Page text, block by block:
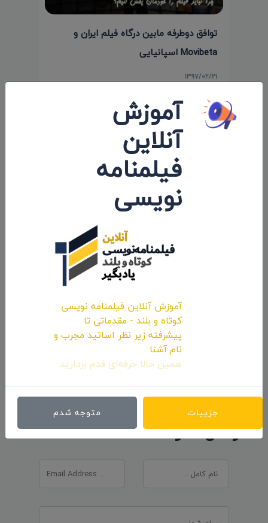
توافق دوطرفه مابین درگاه فیلم ایران و
Movibeta اسپانیایی
۱۳۹۷/۰۲/۲۱
درگاه فیلم ایران افتتاح شد
اولین کامنت و یا نظر را شما ثبت کنید.
ارسال نظرات
آموزش
آنلاین
فیلمنامه
نویسی
آموزش آنلاین فیلمنامه نویسی
کوتاه و بلند - مقدماتی تا
پیشرفته زیر نظر اساتید مجرب و
نام آشنا
همین حالا حرفه‌ای قدم بردارید.
جزییات متوجه شدم